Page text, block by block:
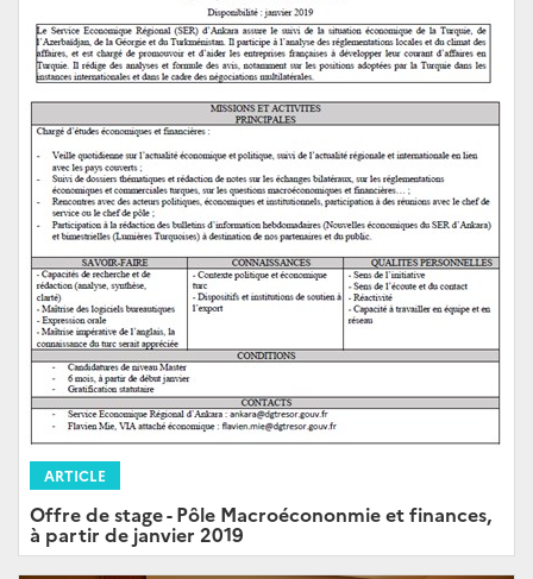
ARTICLE
Offre de stage - Pôle Macroécononmie et finances,
à partir de janvier 2019